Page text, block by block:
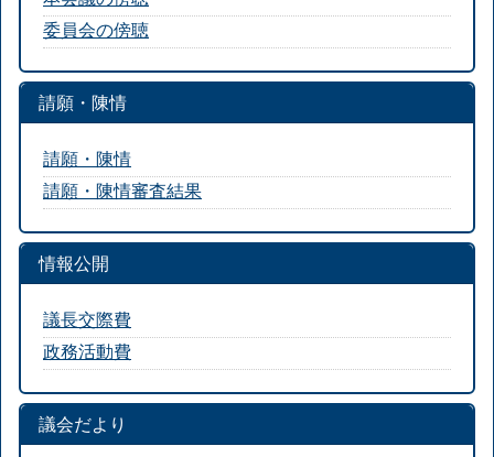
委員会の傍聴
請願・陳情
請願・陳情
請願・陳情審査結果
情報公開
議長交際費
政務活動費
議会だより